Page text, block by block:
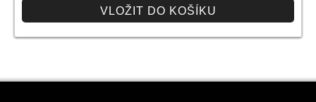
VLOŽIT DO KOŠÍKU